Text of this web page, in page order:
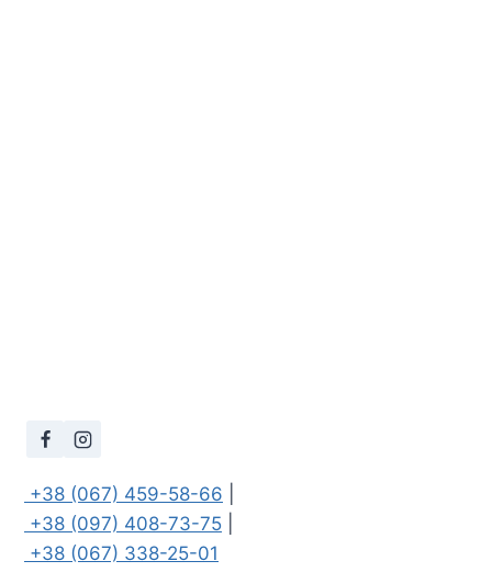
+38 (067) 459-58-66
+38 (097) 408-73-75
+38 (067) 338-25-01